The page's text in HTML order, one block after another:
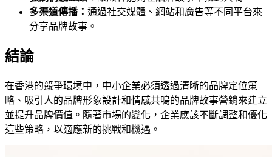
多渠道傳播： 通過社交媒體、網站和廣告等不同平台來
分享品牌故事。
結論
在香港的競爭環境中，中小企業必須透過清晰的品牌定位策
略、吸引人的品牌形象設計和情感共鳴的品牌故事營銷來建立
並提升品牌價值。隨著市場的變化，企業應該不斷調整和優化
這些策略，以適應新的挑戰和機遇。